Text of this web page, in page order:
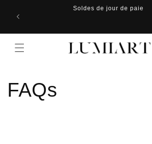
au
Soldes de jour de paie
FAQs